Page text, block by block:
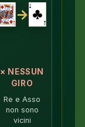
→
× NESSUN
GIRO
Re e Asso
non sono
vicini